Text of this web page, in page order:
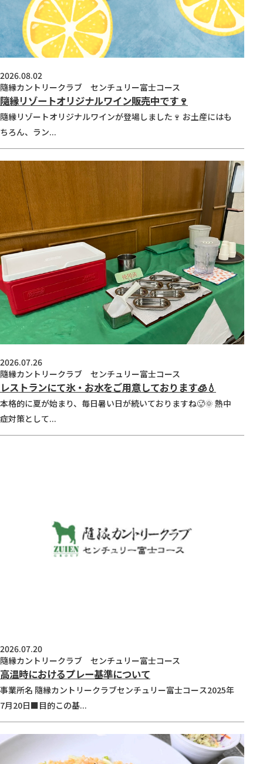
2026.08.02
隨縁カントリークラブ センチュリー富士コース
隨縁リゾートオリジナルワイン販売中です🍷
隨縁リゾートオリジナルワインが登場しました🍷 お土産にはも
ちろん、ラン...
2026.07.26
隨縁カントリークラブ センチュリー富士コース
レストランにて氷・お水をご用意しております🧊💧
本格的に夏が始まり、毎日暑い日が続いておりますね🥵🌞 熱中
症対策として...
2026.07.20
隨縁カントリークラブ センチュリー富士コース
高温時におけるプレー基準について
事業所名 隨縁カントリークラブセンチュリー富士コース2025年
7月20日■目的この基...